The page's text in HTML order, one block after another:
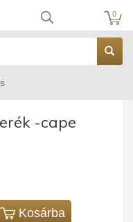
0
-cape
Kosárba